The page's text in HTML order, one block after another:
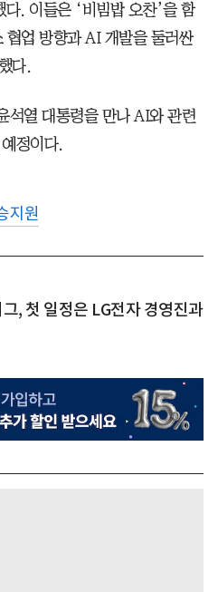
. 이들은 ‘비빔밥 오찬’을 함
협업 방향과 AI 개발을 둘러싼
다.
석열 대통령을 만나 AI와 관련
정이다.
지원
, 첫 일정은 LG전자 경영진과